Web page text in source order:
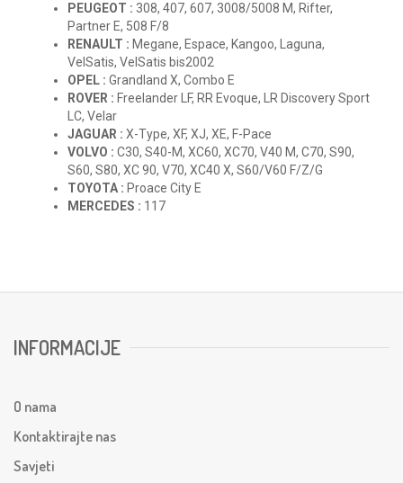
PEUGEOT : 308, 407, 607, 3008/5008 M, Rifter,
Partner E, 508 F/8
RENAULT : Megane, Espace, Kangoo, Laguna,
VelSatis, VelSatis bis2002
OPEL : Grandland X, Combo E
ROVER : Freelander LF, RR Evoque, LR Discovery Sport
LC, Velar
JAGUAR : X-Type, XF, XJ, XE, F-Pace
VOLVO : C30, S40-M, XC60, XC70, V40 M, C70, S90,
S60, S80, XC 90, V70, XC40 X, S60/V60 F/Z/G
TOYOTA : Proace City E
MERCEDES : 117
INFORMACIJE
O nama
Kontaktirajte nas
Savjeti